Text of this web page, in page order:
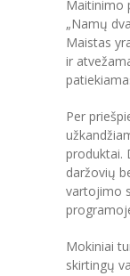
Maitinimo
„Namų
Maistas
ir
Per
produktai.
daržovių
vartojimo
Mokiniai
skirtingų